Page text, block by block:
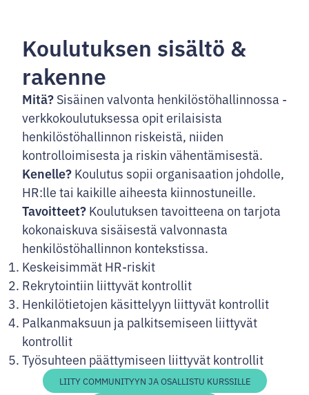
Koulutuksen sisältö &
rakenne
Mitä? Sisäinen valvonta henkilöstöhallinnossa -
verkkokoulutuksessa opit erilaisista
henkilöstöhallinnon riskeistä, niiden
kontrolloimisesta ja riskin vähentämisestä.
Kenelle? Koulutus sopii organisaation johdolle,
HR:lle tai kaikille aiheesta kiinnostuneille.
Tavoitteet? Koulutuksen tavoitteena on tarjota
kokonaiskuva sisäisestä valvonnasta
henkilöstöhallinnon kontekstissa.
Keskeisimmät HR-riskit
Rekrytointiin liittyvät kontrollit
Henkilötietojen käsittelyyn liittyvät kontrollit
Palkanmaksuun ja palkitsemiseen liittyvät
kontrollit
Työsuhteen päättymiseen liittyvät kontrollit
LIITY COMMUNITYYN JA OSALLISTU KURSSILLE